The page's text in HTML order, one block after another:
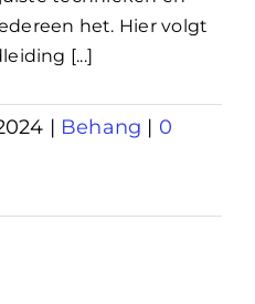
het. Hier volgt
[...]
| Behang | 0